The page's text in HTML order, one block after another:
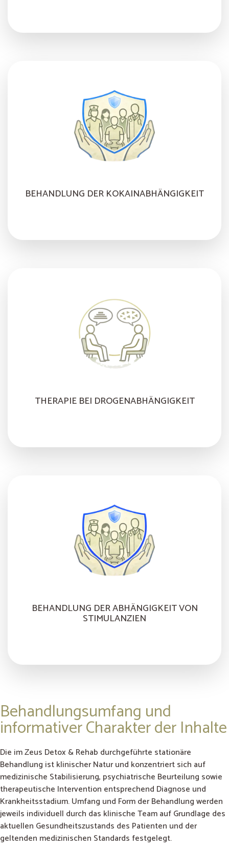
BEHANDLUNG DER KOKAINABHÄNGIGKEIT
THERAPIE BEI DROGENABHÄNGIGKEIT
BEHANDLUNG DER ABHÄNGIGKEIT VON
STIMULANZIEN
Behandlungsumfang und
informativer Charakter der Inhalte
Die im Zeus Detox & Rehab durchgeführte stationäre
Behandlung ist klinischer Natur und konzentriert sich auf
medizinische Stabilisierung, psychiatrische Beurteilung sowie
therapeutische Intervention entsprechend Diagnose und
Krankheitsstadium. Umfang und Form der Behandlung werden
jeweils individuell durch das klinische Team auf Grundlage des
aktuellen Gesundheitszustands des Patienten und der
geltenden medizinischen Standards festgelegt.